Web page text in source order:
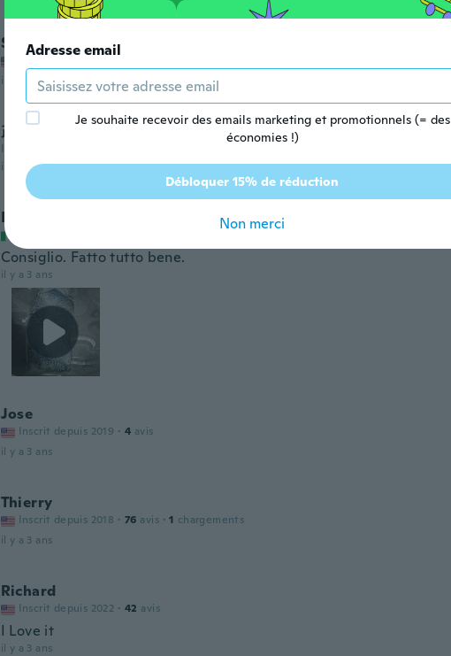
Steven
il y a 3 ans
茂
Inscrit depuis 2018
il y a 3 ans
Francesco
Consiglio. Fatto tutto bene.
il y a 3 ans
Jose
Inscrit depuis 2019 · 4 avis
il y a 3 ans
Thierry
Inscrit depuis 2018 · 76 avis · 1 chargements
il y a 3 ans
Richard
Inscrit depuis 2022 · 42 avis
I Love it
il y a 3 ans
Adresse email
Je souhaite recevoir des emails marketing et promotionnels (= des
économies !)
Débloquer 15% de réduction
Non merci